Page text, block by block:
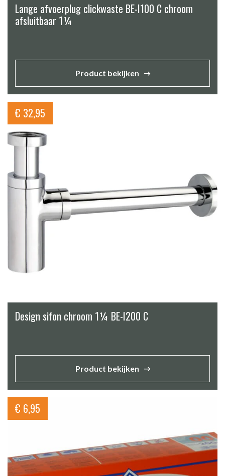
Lange afvoerplug clickwaste BE-I100 C chroom
afsluitbaar 1¼
Product bekijken
€ 32,95
Design sifon chroom 1¼ BE-I200 C
Product bekijken
€ 6,95